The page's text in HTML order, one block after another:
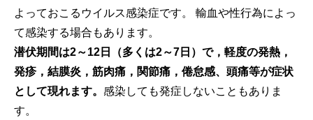
よっておこるウイルス感染症です。 輸血や性行為によっ
て感染する場合もあります。
潜伏期間は2～12日（多くは2～7日）で，軽度の発熱，
発疹，結膜炎，筋肉痛，関節痛，倦怠感、頭痛等が症状
として現れます。 感染しても発症しないこともありま
す。